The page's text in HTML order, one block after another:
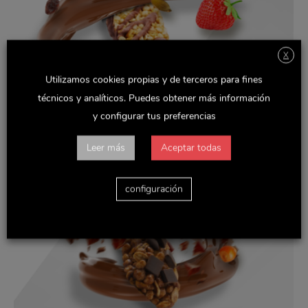
X
Utilizamos cookies propias y de terceros para fines
técnicos y analíticos. Puedes obtener más información
y configurar tus preferencias
Leer más Aceptar todas
configuración